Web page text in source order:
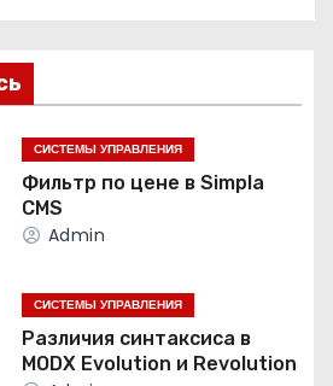
СИСТЕМЫ УПРАВЛЕНИЯ
Фильтр по цене в Simpla
CMS
Admin
СИСТЕМЫ УПРАВЛЕНИЯ
Различия синтаксиса в
MODX Evolution и Revolution